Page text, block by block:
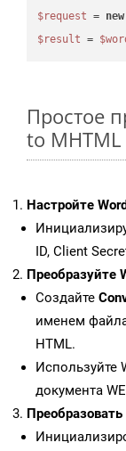
$request = new
$result =
Простое
to MHTML
Настройте
ID, Client
Преобразуйте
Создайте
именем
HTML.
Используйте
документа